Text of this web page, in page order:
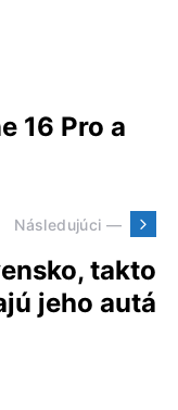
16 Pro a
Následujúci —
takto
jeho autá